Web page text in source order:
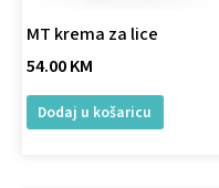
MT krema za lice
54.00KM
Dodaj u košaricu